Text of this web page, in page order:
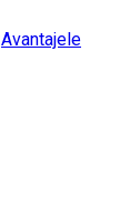
Avantajele